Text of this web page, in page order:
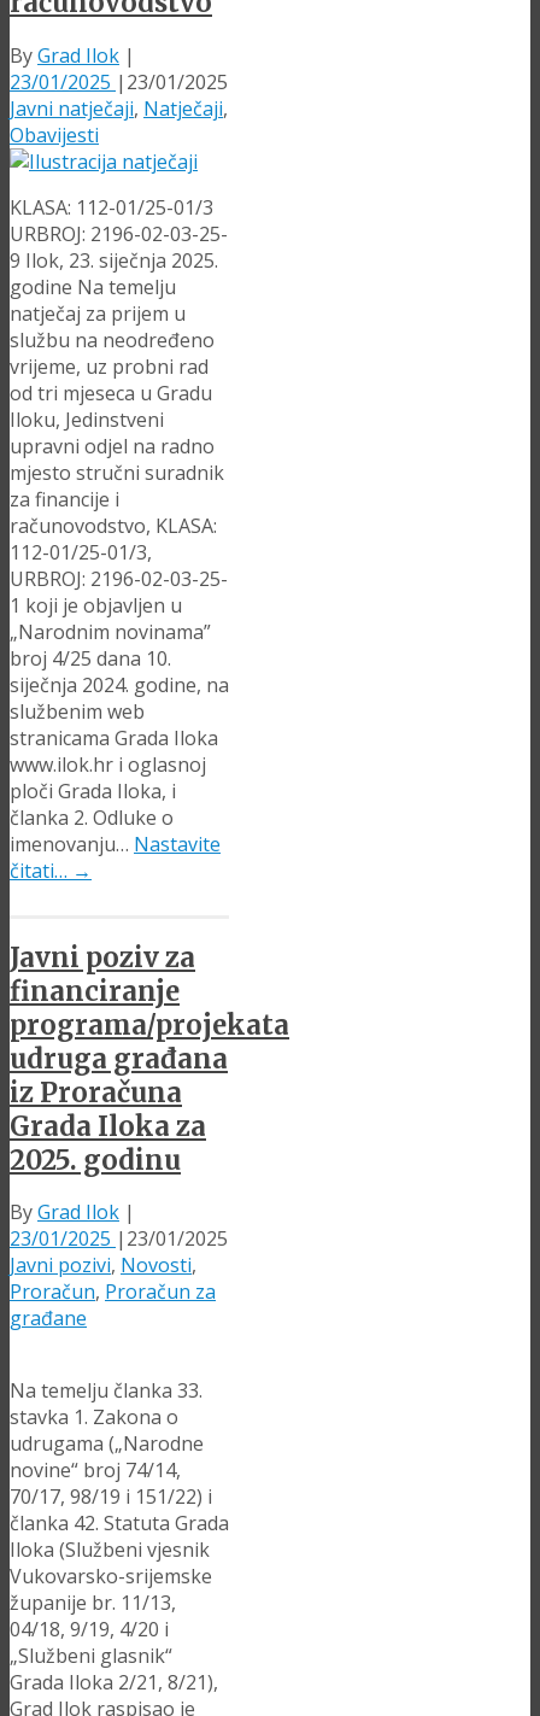
ByGrad Ilok |
23/01/2025 | 23/01/2025
Javni natječaji, Natječaji,
Obavijesti
KLASA: 112-01/25-01/3
URBROJ: 2196-02-03-25-
9 Ilok, 23. siječnja 2025.
godine Na temelju
natječaj za prijem u
službu na neodređeno
vrijeme, uz probni rad
od tri mjeseca u Gradu
Iloku, Jedinstveni
upravni odjel na radno
mjesto stručni suradnik
za financije i
računovodstvo, KLASA:
112-01/25-01/3,
URBROJ: 2196-02-03-25-
1 koji je objavljen u
„Narodnim novinama”
broj 4/25 dana 10.
siječnja 2024. godine, na
službenim web
stranicama Grada Iloka
www.ilok.hr i oglasnoj
ploči Grada Iloka, i
članka 2. Odluke o
imenovanju… Nastavite
čitati… →
Javni poziv za
financiranje
programa/projekata
udruga građana
iz Proračuna
Grada Iloka za
2025. godinu
ByGrad Ilok |
23/01/2025 | 23/01/2025
Javni pozivi, Novosti,
Proračun, Proračun za
građane
Na temelju članka 33.
stavka 1. Zakona o
udrugama („Narodne
novine“ broj 74/14,
70/17, 98/19 i 151/22) i
članka 42. Statuta Grada
Iloka (Službeni vjesnik
Vukovarsko-srijemske
županije br. 11/13,
04/18, 9/19, 4/20 i
„Službeni glasnik“
Grada Iloka 2/21, 8/21),
Grad Ilok raspisao je